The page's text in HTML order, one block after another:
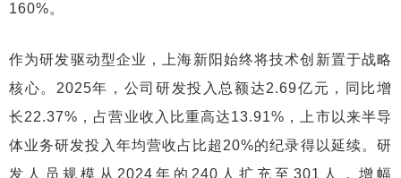
160%。
作为研发驱动型企业，上海新阳始终将技术创新置于战略
核心。2025年，公司研发投入总额达2.69亿元，同比增
长22.37%，占营业收入比重高达13.91%，上市以来半导
体业务研发投入年均营收占比超20%的纪录得以延续。研
发人员规模从2024年的240人扩充至301人，增幅